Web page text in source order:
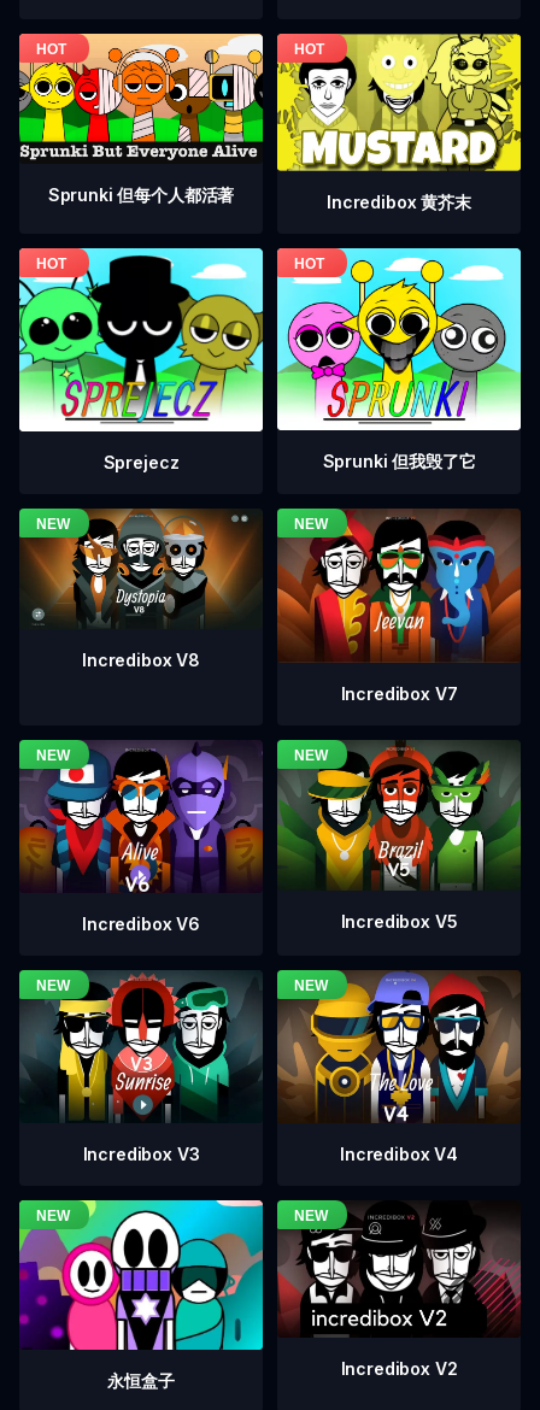
Sprunki 但每个人都活著 Incredibox 黄芥末
Sprejecz Sprunki 但我毁了它
Incredibox V8
Incredibox V7
Incredibox V6 Incredibox V5
Incredibox V3 Incredibox V4
永恒盒子
Incredibox V2